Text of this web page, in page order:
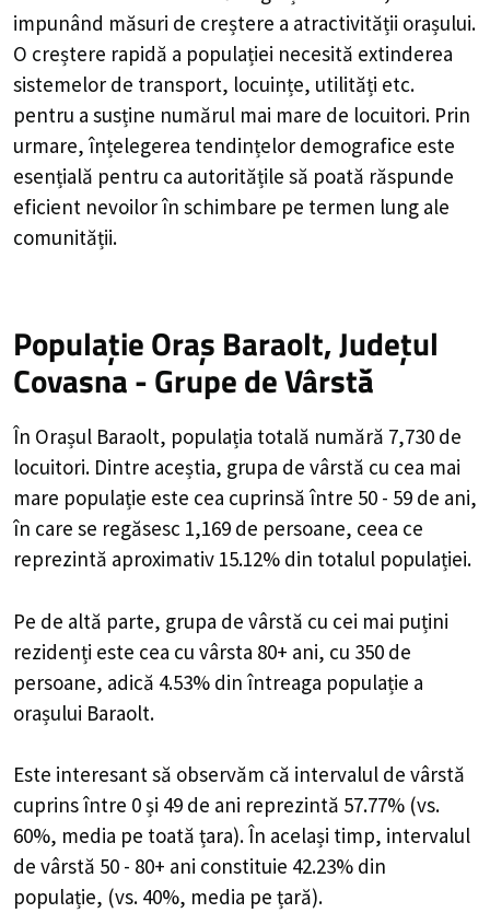
impunând măsuri de creștere a atractivității orașului.
O creștere rapidă a populației necesită extinderea
sistemelor de transport, locuințe, utilități etc.
pentru a susține numărul mai mare de locuitori. Prin
urmare, înțelegerea tendințelor demografice este
esențială pentru ca autoritățile să poată răspunde
eficient nevoilor în schimbare pe termen lung ale
comunității.
Populație Oraș Baraolt, Județul
Covasna - Grupe de Vârstă
În Orașul Baraolt, populația totală numără 7,730 de
locuitori. Dintre aceștia, grupa de vârstă cu cea mai
mare populație este cea cuprinsă între 50 - 59 de ani,
în care se regăsesc 1,169 de persoane, ceea ce
reprezintă aproximativ 15.12% din totalul populației.
Pe de altă parte, grupa de vârstă cu cei mai puțini
rezidenți este cea cu vârsta 80+ ani, cu 350 de
persoane, adică 4.53% din întreaga populație a
orașului Baraolt.
Este interesant să observăm că intervalul de vârstă
cuprins între 0 și 49 de ani reprezintă 57.77% (vs.
60%, media pe toată țara). În același timp, intervalul
de vârstă 50 - 80+ ani constituie 42.23% din
populație, (vs. 40%, media pe țară).